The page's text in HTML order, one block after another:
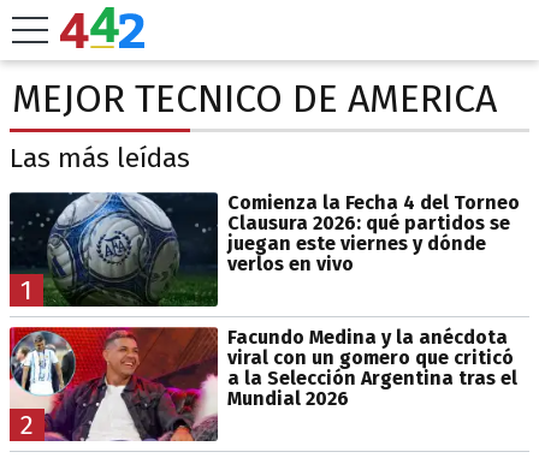
MEJOR TECNICO DE AMERICA
Las más leídas
1
Comienza la Fecha 4 del Torneo
Clausura 2026: qué partidos se
juegan este viernes y dónde
verlos en vivo
2
Facundo Medina y la anécdota
viral con un gomero que criticó
a la Selección Argentina tras el
Mundial 2026